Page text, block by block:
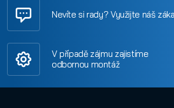
Nevíte si rady? Využijte náš
V případě zájmu zajistíme
odbornou montáž